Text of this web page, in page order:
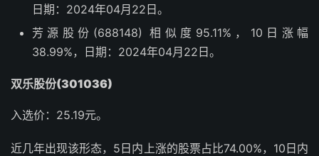
日期：2024年04月22日。
芳源股份(688148) 相似度95.11%，10日涨幅
38.99%，日期：2024年04月22日。
双乐股份(301036)
入选价：25.19元。
近几年出现该形态，5日内上涨的股票占比74.00%，10日内